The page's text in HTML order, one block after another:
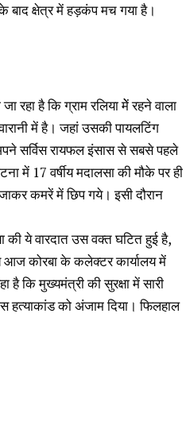
क्षेत्र में हड़कंप मच गया है।
रहा है कि ग्राम रलिया मेें रहने वाला
में है। जहां उसकी पायलटिंग
सर्विस रायफल इंसास से सबसे पहले
में 17 वर्षीय मदालसा की मौके पर ही
कमरें में छिप गये। इसी दौरान
की ये वारदात उस वक्त घटित हुई है,
आज कोरबा के कलेक्टर कार्यालय में
है कि मुख्यमंत्री की सुरक्षा में सारी
हत्याकांड को अंजाम दिया। फिलहाल